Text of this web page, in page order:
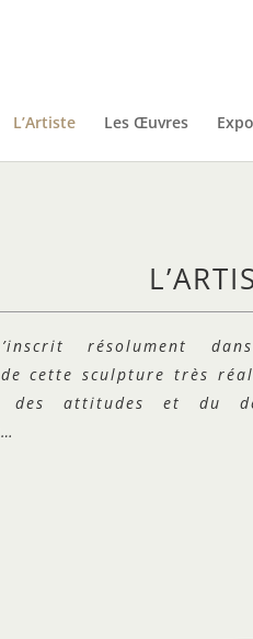
L’Artiste Les Œuvres
résolument
cette sculpture très
des attitudes et du